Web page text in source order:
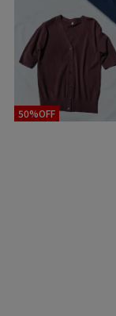
_ _ _ _ _ _ _ _ _ _
✏︎Information
◼︎フォロー
コーディネート
アイコンクリッ
を押して頂ける
◼︎ LINE接客やっ
商品のお問い合
お問い合わせ下
LINEでサロン
50%OFF